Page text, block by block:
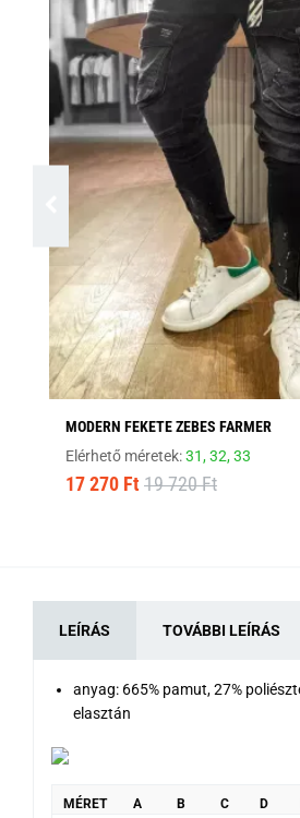
MODERN FEKETE ZEBES FARMER
Elérhető méretek:31,32,33
17 270 Ft 19 720 Ft
LEÍRÁS TOVÁBBI LEÍRÁS
anyag: 665% pamut, 27%
elasztán
MÉRET A B C D